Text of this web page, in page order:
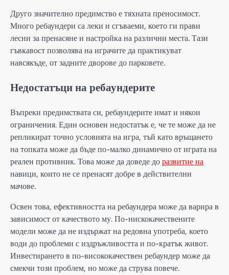
Друго значително предимство е тяхната преносимост.
Много ребаундери са леки и сгъваеми, което ги прави
лесни за пренасяне и настройка на различни места. Тази
гъвкавост позволява на играчите да практикуват
навсякъде, от задните дворове до парковете.
Недостатъци на ребаундерите
Въпреки предимствата си, ребаундерите имат и някои
ограничения. Един основен недостатък е, че те може да не
репликират точно условията на игра, тъй като връщането
на топката може да бъде по-малко динамично от играта на
реален противник. Това може да доведе доразвитие на
навици, които не се пренасят добре в действителни
мачове.
Освен това, ефективността на ребаундера може да варира в
зависимост от качеството му. По-нискокачествените
модели може да не издържат на редовна употреба, което
води до проблеми с издръжливостта и по-кратък живот.
Инвестирането в по-висококачествен ребаундер може да
смекчи този проблем, но може да струва повече.